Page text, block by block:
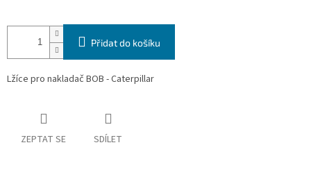
Přidat do košíku
Lžíce pro nakladač BOB - Caterpillar
ZEPTAT SE SDÍLET